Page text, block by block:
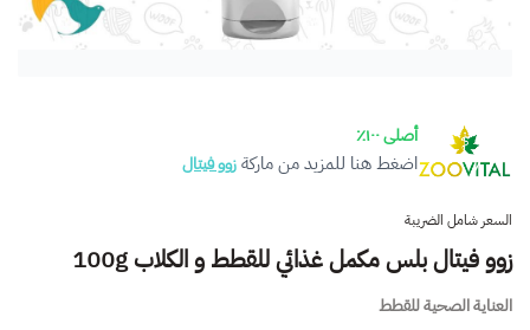
أصلى ١٠٠٪
اضغط هنا للمزيد من ماركةزوو فيتال
السعر شامل الضريبة
زوو فيتال بلس مكمل غذائي للقطط و الكلاب 100g
العناية الصحية للقطط